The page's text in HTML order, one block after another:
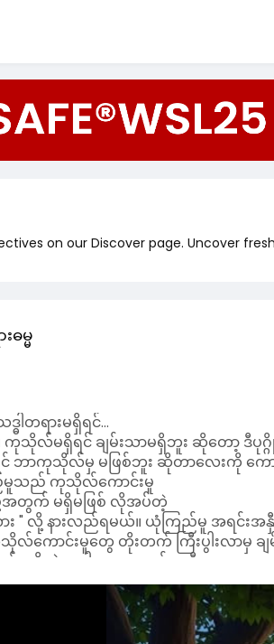
on our Discover page. Uncover
ဓမ္မ
ါတရားမရှိရင်...
လ်မရှိရင် ချမ်းသာမရှိဘူး ဆိုတော့ ဒီပုဂ္ဂိုလ်
င် ဘာကုသိုလ်မှ မဖြစ်ဘူး ဆိုတာလေးကို ကောင်
မူသည် ကုသိုလ်ကောင်းမူ
ဖို့အတွက် မရှိမဖြစ် လိုအပ်တဲ့
ား " လို့ နားလည်ရမယ်။ ယုံကြည်မူ အရင်း
သိုလ်ကောင်းမူတွေ တိုးတက် ကြီးပွါးလာမှ
ည်မူဆိုတဲ့ သဒ္ဓါတရား အရင်းအနှီး
စားဖို့ လိုတယ်။ ဘာကြောင့် များအောင်
မေးရင် အရင်းများမှ အကျိုးအမြတ်ကလည်
ေ ယုံကြည်မူတွေ များလာအောင် ဘယ်လိုလုပ်မ